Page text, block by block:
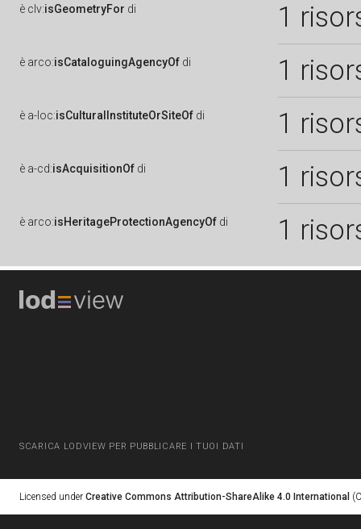
è clv:isGeometryFor di 1
è arco:isCataloguingAgencyOf di 1
è a-loc:isCulturalInstituteOrSiteOf di 1
è a-cd:isAcquisitionOf di 1
è arco:isHeritageProtectionAgencyOf di 1
SCARICA LODVIEW PER PUBBLICARE I TUOI DATI
Licensed under Creative Commons Attribution-ShareAlike 4.0 International